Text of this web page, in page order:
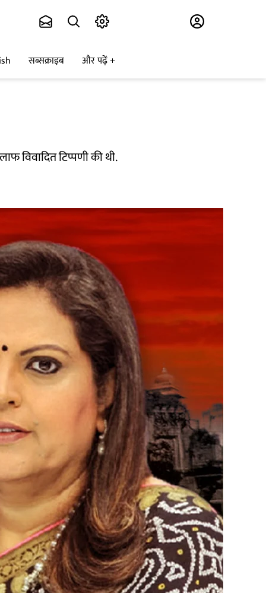
सब्सक्राइब और पढ़ें
विवादित टिप्पणी की थी.